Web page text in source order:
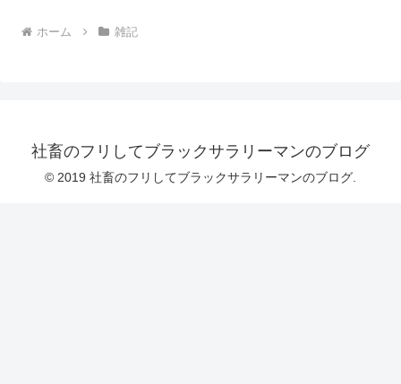
ホーム 雑記
社畜のフリしてブラックサラリーマンのブログ
© 2019 社畜のフリしてブラックサラリーマンのブログ.